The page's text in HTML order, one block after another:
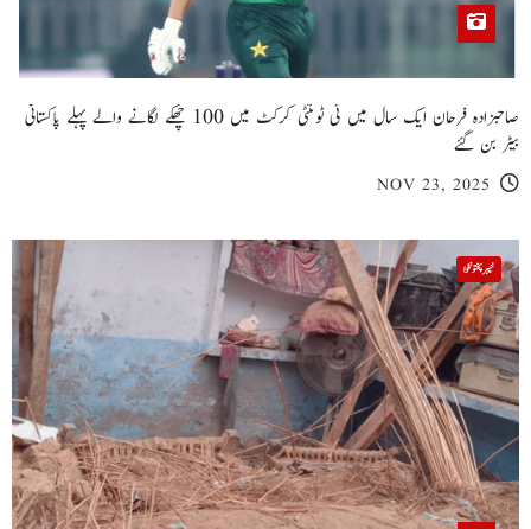
صاحبزادہ فرحان ایک سال میں ٹی ٹوئنٹی کرکٹ میں 100 چھکے لگانے والے پہلے پاکستانی
بیٹر بن گئے
NOV 23, 2025
خیبر پختونخوا